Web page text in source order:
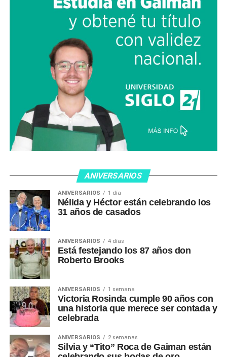
ANIVERSARIOS
ANIVERSARIOS 1 día
Nélida y Héctor están celebrando los
31 años de casados
ANIVERSARIOS 4 días
Está festejando los 87 años don
Roberto Brooks
ANIVERSARIOS 1 semana
Victoria Rosinda cumple 90 años con
una historia que merece ser contada y
celebrada
ANIVERSARIOS 2 semanas
Silvia y “Tito” Roca de Gaiman están